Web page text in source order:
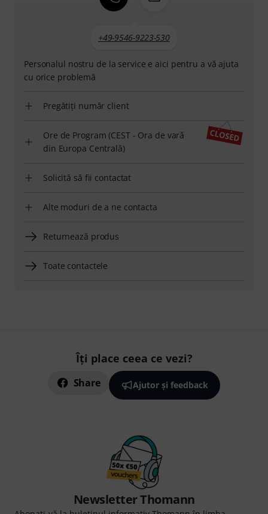
+49-9546-9223-530
Personalul nostru de la service e aici pentru a vă ajuta
cu orice problemă
Pregătiți număr client
Ore de Program (CEST - Ora de vară
din Europa Centrală)
Solicită să fii contactat
Alte moduri de a ne contacta
Returnează produs
Toate contactele
Îți place ceea ce vezi?
Share Ajutor și feedback
Newsletter Thomann